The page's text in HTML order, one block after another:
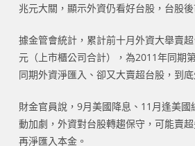
兆元大關，顯示外資仍看好台股，台股
據金管會統計，累計前十月外資大舉賣
元（上市櫃公司合計），為2011年同期
同期外資淨匯入、卻又大賣超台股，到
財金官員說，9月美國降息、11月逢美
動加劇，外資對台股轉趨保守，可能賣
再淨匯入本金。